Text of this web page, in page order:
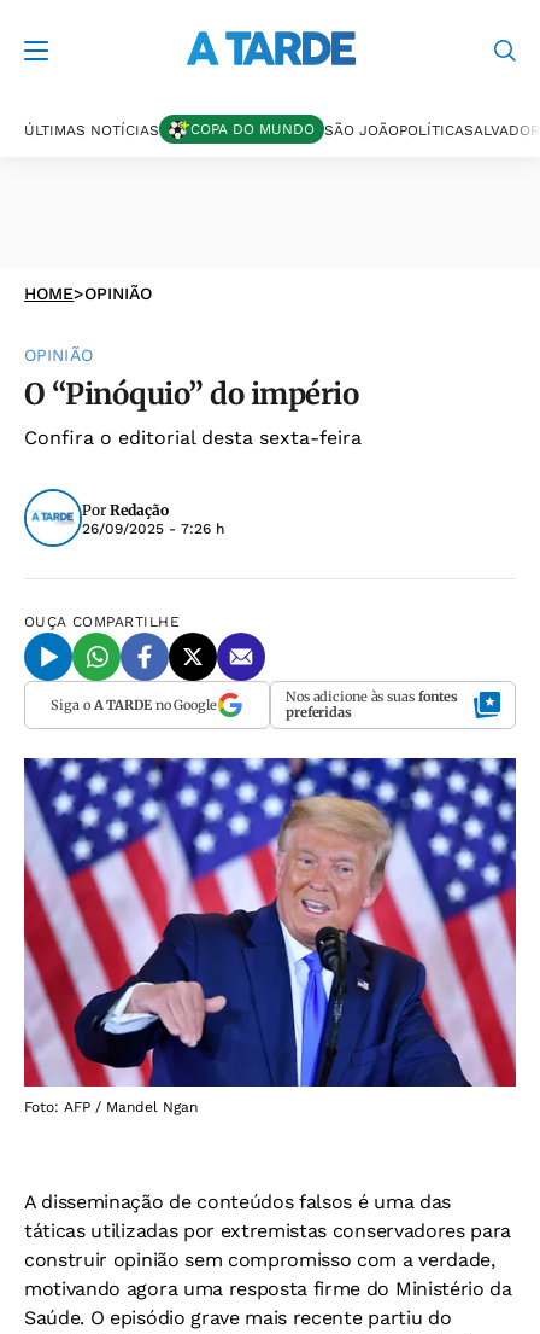
ÚLTIMAS NOTÍCIAS COPA DO MUNDO SÃO JOÃOPOLÍTICASALVADOR
HOME>OPINIÃO
OPINIÃO
O “Pinóquio” do império
Confira o editorial desta sexta-feira
Por Redação
26/09/2025 - 7:26 h
OUÇA COMPARTILHE
Siga o A TARDEno Google Nos adicione às suas fontes
preferidas
Foto: AFP / Mandel Ngan
A disseminação de conteúdos falsos é uma das
táticas utilizadas por extremistas conservadores para
construir opinião sem compromisso com a verdade,
motivando agora uma resposta firme do Ministério da
Saúde. O episódio grave mais recente partiu do